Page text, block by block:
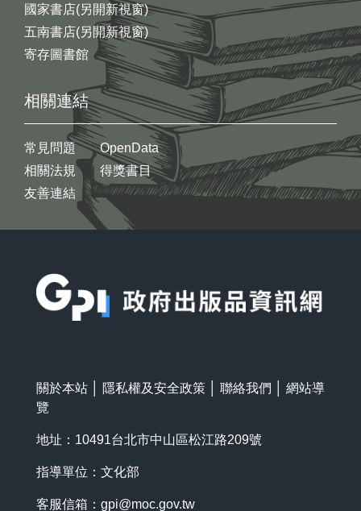
國家書店(另開新視窗)
五南書店(另開新視窗)
寄存圖書館
相關連結
常見問題
相關法規
友善連結
OpenData
得獎書目
關於本站 隱私權及安全政策 聯絡我們
網站導
覽
地址：10491台北市中山區松江路209號
指導單位：文化部
客服信箱： gpi@moc.gov.tw